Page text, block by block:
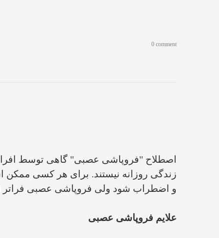
0 comment
اصطلاح "فروپاشی عصبی" گاهی توسط
زندگی روزانه نیستند. برای هر کسی ممکن
و اضطراب شود ولی فروپاشی عصبی
علایم فروپاشی عصبی